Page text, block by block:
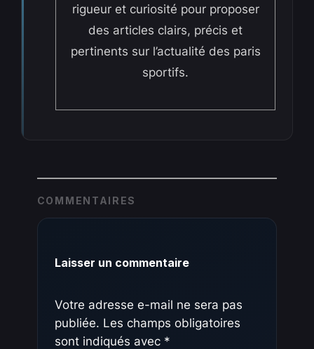
rigueur et curiosité pour proposer
des articles clairs, précis et
pertinents sur l’actualité des paris
sportifs.
COMMENTAIRES
Laisser un commentaire
Votre adresse e-mail ne sera pas
publiée. Les champs obligatoires
sont indiqués avec *